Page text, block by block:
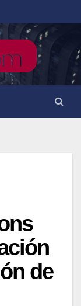
de